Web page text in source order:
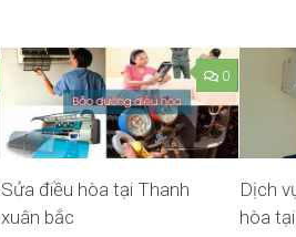
0
Sửa điều hòa tại Thanh
xuân bắc
Dịch
hòa